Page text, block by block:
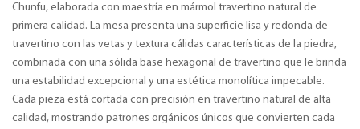
Chunfu, elaborada con maestría en mármol travertino natural de
primera calidad. La mesa presenta una superficie lisa y redonda de
travertino con las vetas y textura cálidas características de la piedra,
combinada con una sólida base hexagonal de travertino que le brinda
una estabilidad excepcional y una estética monolítica impecable.
Cada pieza está cortada con precisión en travertino natural de alta
calidad, mostrando patrones orgánicos únicos que convierten cada